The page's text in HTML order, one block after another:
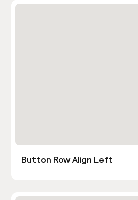
Button Row Align Left